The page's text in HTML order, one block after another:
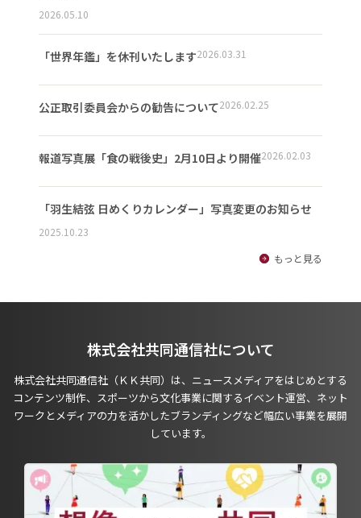
2026.05.10
「世界年鑑」を休刊いたします2026.03.31
公正取引委員会からの勧告について2026.02.25
報道写真展「食の戦後史」2月10日より開催2026.02.03
「羽生結弦 日めくりカレンダー」写真変更のお知らせ
2025.10.23
もっと見る
株式会社共同通信社について
株式会社共同通信社（ＫＫ共同）は、ニュースメディアをはじめとする
コンテンツ制作、スポーツから文化事業に関するイベント運営、ネット
ワークとメディアの力を活かしたブランディングなど幅広い事業を展開
しています。